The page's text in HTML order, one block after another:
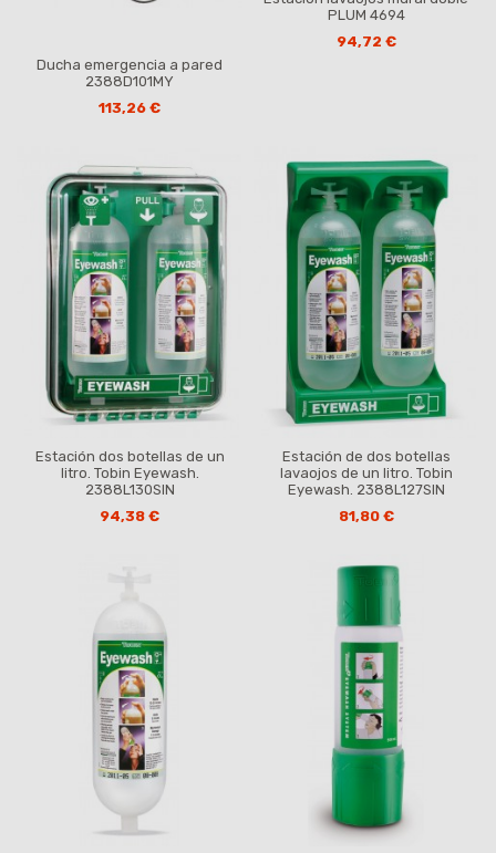
Ducha emergencia a pared
2388D101MY
113,26 €
PLUM 4694
94,72 €
Estación dos botellas de un
litro. Tobin Eyewash.
2388L130SIN
94,38 €
Estación de dos botellas
lavaojos de un litro. Tobin
Eyewash. 2388L127SIN
81,80 €